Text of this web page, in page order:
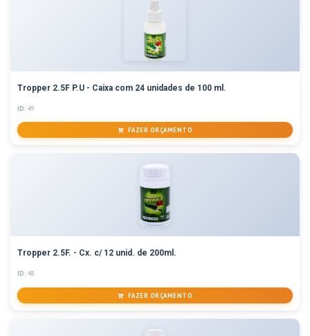
Tropper 2.5F P.U - Caixa com 24 unidades de 100 ml.
ID: 49
FAZER ORÇAMENTO
Tropper 2.5F. - Cx. c/ 12 unid. de 200ml.
ID: 48
FAZER ORÇAMENTO